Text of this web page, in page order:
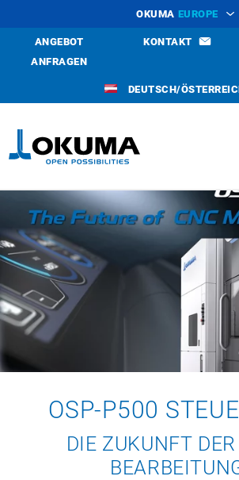
OKUMA EUROPE
ANGEBOT
ANFRAGEN
KONTAKT
DEUTSCH/
OSP-P500
DIE ZUKUNFT